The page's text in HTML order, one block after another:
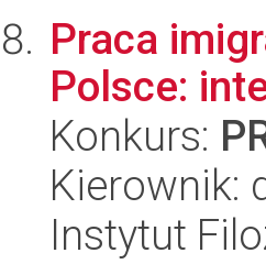
Praca
Polsce:
Konkurs:
Kierownik:
Instytut